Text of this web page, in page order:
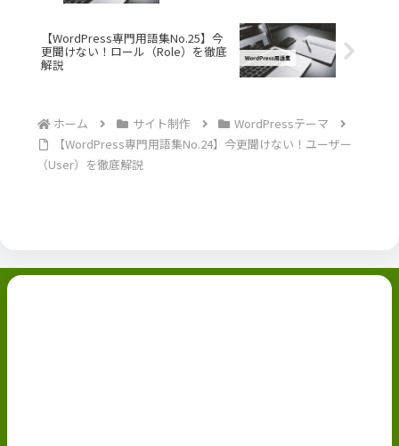
【WordPress専門用語集No.25】今
更聞けない！ロール（Role）を徹底
解説
ホーム サイト制作
WordPressテーマ
【WordPress専門用語集No.24】今更聞けない！ユーザー
（User）を徹底解説